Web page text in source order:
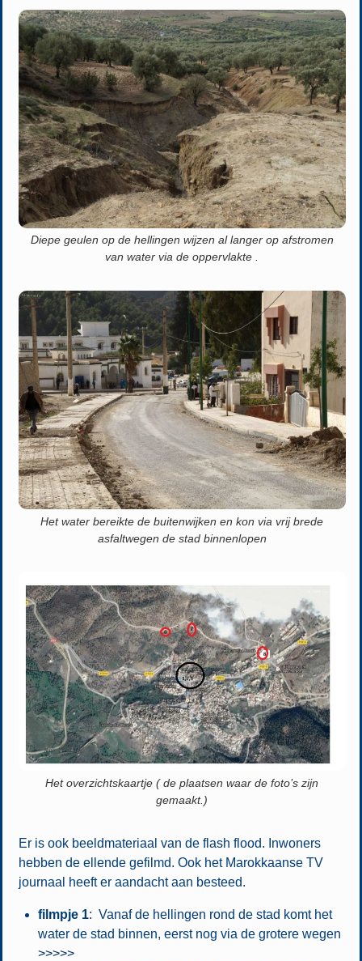
Diepe geulen op de hellingen wijzen al langer op afstromen
van water via de oppervlakte .
Het water bereikte de buitenwijken en kon via vrij brede
asfaltwegen de stad binnenlopen
Het overzichtskaartje ( de plaatsen waar de foto’s zijn
gemaakt.)
Er is ook beeldmateriaal van de flash flood. Inwoners
hebben de ellende gefilmd. Ook het Marokkaanse TV
journaal heeft er aandacht aan besteed.
filmpje 1: Vanaf de hellingen rond de stad komt het
water de stad binnen, eerst nog via de grotere wegen
>>>>>